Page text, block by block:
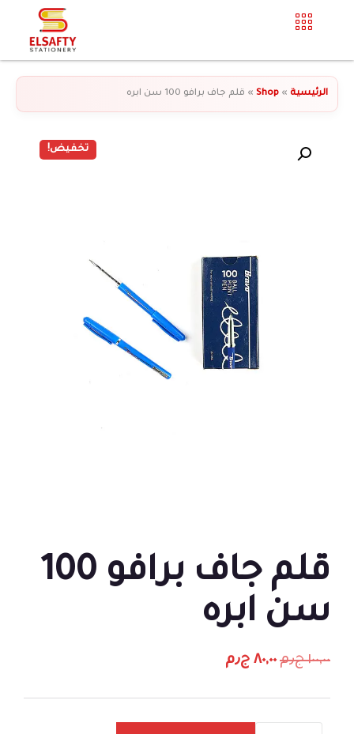
الرئيسية »
Shop
» قلم جاف برافو 100 سن ابره
تخفيض!
قلم جاف برافو 100
سن ابره
١٠٠,٠٠ ج٫م ٨٠,٠٠ ج٫م